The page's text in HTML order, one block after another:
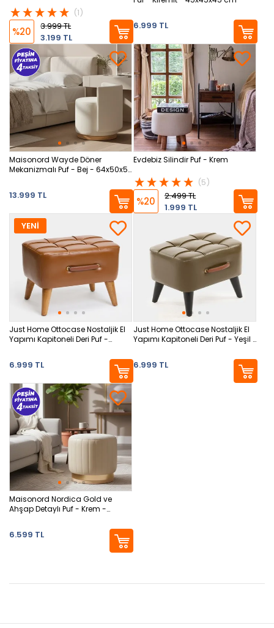
(1)
%20
3.999 TL
3.199 TL
6.999 TL
Maisonord Wayde Döner
Mekanizmalı Puf - Bej - 64x50x53
13.999 TL
Evdebiz Silindir Puf - Krem
(5)
%20
2.499 TL
1.999 TL
Just Home Ottocase Nostaljik El
Yapımı Kapitoneli Deri Puf -
6.999 TL
YENİ
Just Home Ottocase Nostaljik El
Yapımı Kapitoneli Deri Puf - Yeşil -
6.999 TL
Maisonord Nordica Gold ve
Ahşap Detaylı Puf - Krem -
6.599 TL